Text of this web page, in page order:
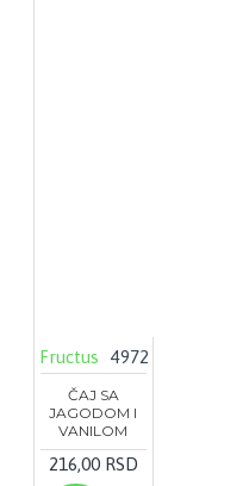
Fructus 4972
ČAJ SA
JAGODOM I
VANILOM
216,00 RSD